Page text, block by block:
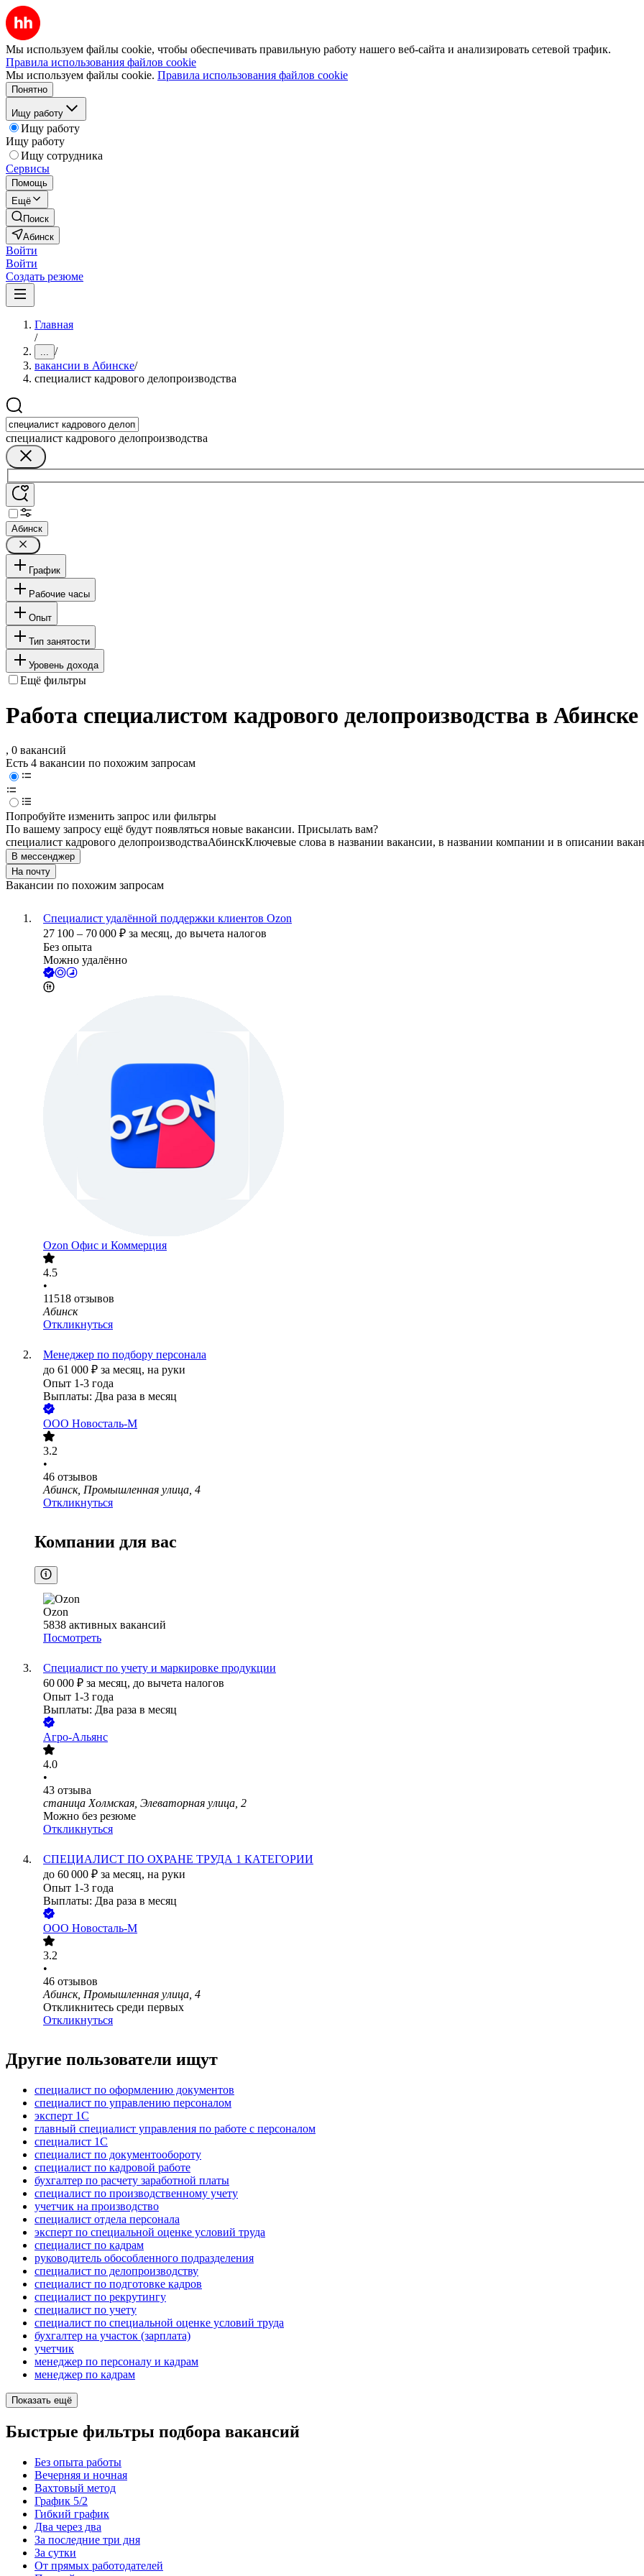
Мы используем файлы cookie, чтобы обеспечивать правильную работу нашего веб-сайта и анализировать сетевой трафик.
Правила использования файлов cookie
Мы используем файлы cookie. Правила использования файлов cookie
Понятно
Ищу работу
Ищу работу
Ищу работу
Ищу сотрудника
Сервисы
Помощь
Ещё
Поиск
Абинск
Войти
Войти
Создать резюме
Главная
/
... /
вакансии в Абинске/
специалист кадрового делопроизводства
специалист кадрового делопроизводства
Абинск
График
Рабочие часы
Опыт
Тип занятости
Уровень дохода
Ещё фильтры
Работа специалистом кадрового делопроизводства в Абинске
, 0 вакансий
Есть 4 вакансии по похожим запросам
Попробуйте изменить запрос или фильтры
По вашему запросу ещё будут появляться новые вакансии. Присылать вам?
специалист кадрового делопроизводстваАбинскКлючевые слова в названии вакансии, в названии компании и в описании
В мессенджер
На почту
Вакансии по похожим запросам
Специалист удалённой поддержки клиентов Ozon
27 100 – 70 000 ₽ за месяц, до вычета налогов
Без опыта
Можно удалённо
Ozon Офис и Коммерция
4.5
•
11518 отзывов
Абинск
Откликнуться
Менеджер по подбору персонала
до 61 000 ₽ за месяц, на руки
Опыт 1-3 года
Выплаты: Два раза в месяц
ООО Новосталь-М
3.2
•
46 отзывов
Абинск, Промышленная улица, 4
Откликнуться
Компании для вас
Ozon
5838 активных вакансий
Посмотреть
Специалист по учету и маркировке продукции
60 000 ₽ за месяц, до вычета налогов
Опыт 1-3 года
Выплаты: Два раза в месяц
Агро-Альянс
4.0
•
43 отзыва
станица Холмская, Элеваторная улица, 2
Можно без резюме
Откликнуться
СПЕЦИАЛИСТ ПО ОХРАНЕ ТРУДА 1 КАТЕГОРИИ
до 60 000 ₽ за месяц, на руки
Опыт 1-3 года
Выплаты: Два раза в месяц
ООО Новосталь-М
3.2
•
46 отзывов
Абинск, Промышленная улица, 4
Откликнитесь среди первых
Откликнуться
Другие пользователи ищут
специалист по оформлению документов
специалист по управлению персоналом
эксперт 1С
главный специалист управления по работе с персоналом
специалист 1С
специалист по документообороту
специалист по кадровой работе
бухгалтер по расчету заработной платы
специалист по производственному учету
учетчик на производство
специалист отдела персонала
эксперт по специальной оценке условий труда
специалист по кадрам
руководитель обособленного подразделения
специалист по делопроизводству
специалист по подготовке кадров
специалист по рекрутингу
специалист по учету
специалист по специальной оценке условий труда
бухгалтер на участок (зарплата)
учетчик
менеджер по персоналу и кадрам
менеджер по кадрам
Показать ещё
Быстрые фильтры подбора вакансий
Без опыта работы
Вечерняя и ночная
Вахтовый метод
График 5/2
Гибкий график
Два через два
За последние три дня
За сутки
От прямых работодателей